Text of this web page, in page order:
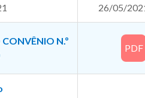
26/05/
N.º
PDF